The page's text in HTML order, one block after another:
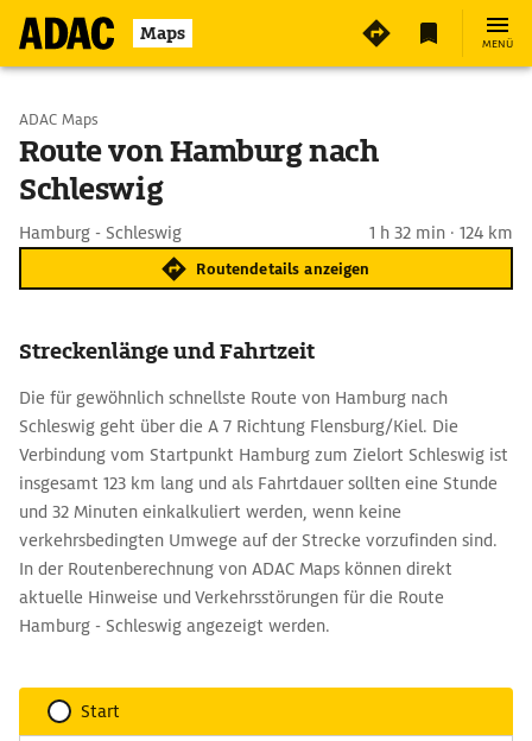
Maps MENÜ
Start wählen
Ziel eingeben
ADAC Maps
Route von Hamburg nach
Schleswig
Hamburg - Schleswig 1 h 32 min · 124 km
Routendetails anzeigen
Streckenlänge und Fahrtzeit
Die für gewöhnlich schnellste Route von Hamburg nach
Schleswig geht über die A 7 Richtung Flensburg/Kiel. Die
Verbindung vom Startpunkt Hamburg zum Zielort Schleswig ist
insgesamt 123 km lang und als Fahrtdauer sollten eine Stunde
und 32 Minuten einkalkuliert werden, wenn keine
verkehrsbedingten Umwege auf der Strecke vorzufinden sind.
In der Routenberechnung von ADAC Maps können direkt
aktuelle Hinweise und Verkehrsstörungen für die Route
Hamburg - Schleswig angezeigt werden.
Start